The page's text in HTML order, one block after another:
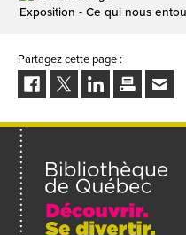
Exposition - Ce qui nous
Partagez cette page :
FacebookTwitterLinkedInImprimerEnvoyer
à
un